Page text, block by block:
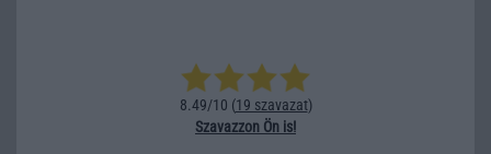
8.49/10 (19 szavazat)
Szavazzon Ön is!